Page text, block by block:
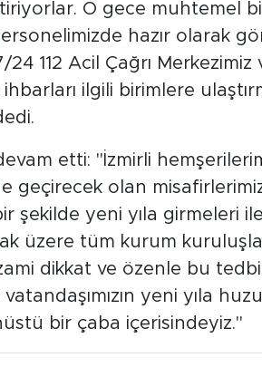
O gece muhtemel bir
hazır olarak
112 Acil Çağrı Merkezimiz
ilgili birimlere
etti: "İzmirli
geçirecek olan
şekilde yeni yıla girmeleri
üzere tüm kurum
dikkat ve özenle bu
yeni yıla
bir çaba içerisindeyiz."